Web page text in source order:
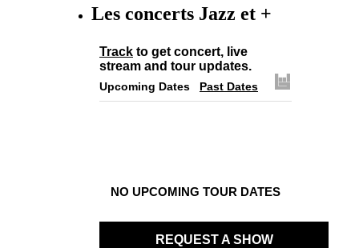
Les concerts Jazz et +
Track to get concert, live
stream and tour updates.
Upcoming Dates Past Dates
NO UPCOMING TOUR DATES
REQUEST A SHOW